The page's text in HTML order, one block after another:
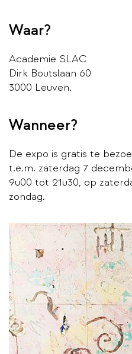
Waar?
Academie SLAC
Dirk Boutslaan 60
3000 Leuven.
Wanneer?
De expo is gratis te
t.e.m. zaterdag 7
9u00 tot 21u30, op
zondag.